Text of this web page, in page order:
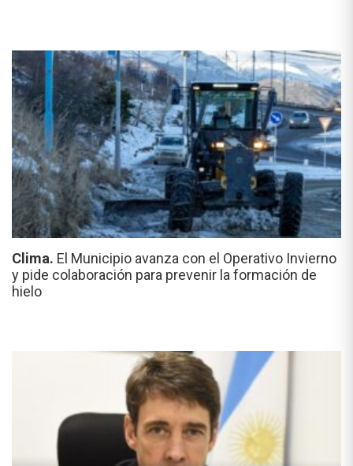
Clima. El Municipio avanza con el Operativo Invierno
y pide colaboración para prevenir la formación de
hielo